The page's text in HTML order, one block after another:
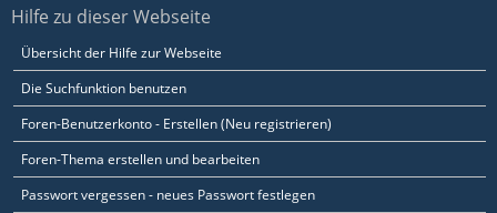
Hilfe zu dieser Webseite
Übersicht der Hilfe zur Webseite
Die Suchfunktion benutzen
Foren-Benutzerkonto - Erstellen (Neu registrieren)
Foren-Thema erstellen und bearbeiten
Passwort vergessen - neues Passwort festlegen